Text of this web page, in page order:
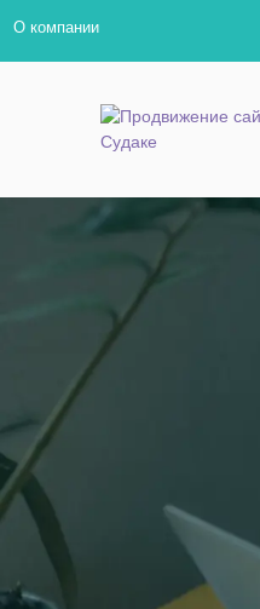
О компании